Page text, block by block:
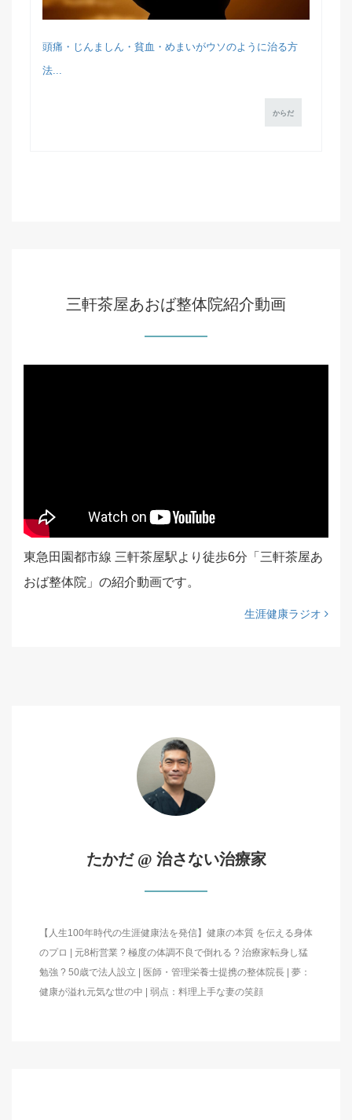
頭痛・じんましん・貧血・めまいがウソのように治る方
法...
からだ
三軒茶屋あおば整体院紹介動画
東急田園都市線 三軒茶屋駅より徒歩6分「三軒茶屋あ
おば整体院」の紹介動画です。
生涯健康ラジオ
たかだ @ 治さない治療家
【人生100年時代の生涯健康法を発信】健康の本質 を伝える身体
のプロ | 元8桁営業 ? 極度の体調不良で倒れる ? 治療家転身し猛
勉強 ? 50歳で法人設立 | 医師・管理栄養士提携の整体院長 | 夢：
健康が溢れ元気な世の中 | 弱点：料理上手な妻の笑顔